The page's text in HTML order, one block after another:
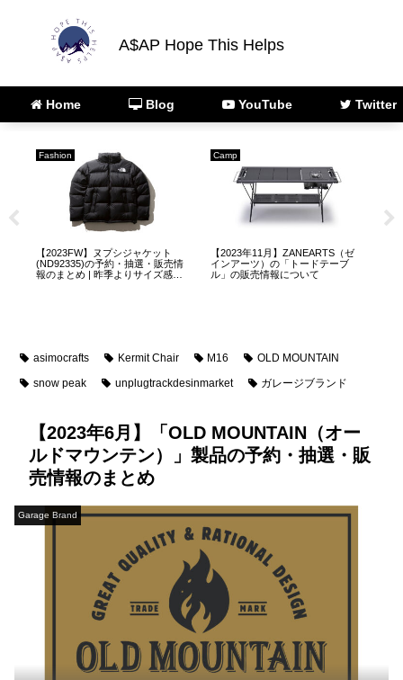
A$AP Hope This Helps
Home Blog YouTube Twitter
ARC'TERYX
【ARC’TERYX】アークテリクス
正規取扱店・販売店のオンライン
ストアURLのまとめ
Fashion
【2023FW】バルトロライトジャ
ケット(ND92340)の予約・抽選・
販売情報について
asimocrafts Kermit Chair M16
OLD MOUNTAIN
snow peak
unplugtrackdesinmarket ガレージブランド
【2023年6月】「OLD MOUNTAIN（オー
ルドマウンテン）」製品の予約・抽選・販
売情報のまとめ
Garage Brand